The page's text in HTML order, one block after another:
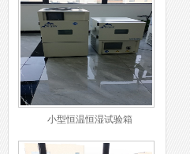
小型恒温恒湿试验箱